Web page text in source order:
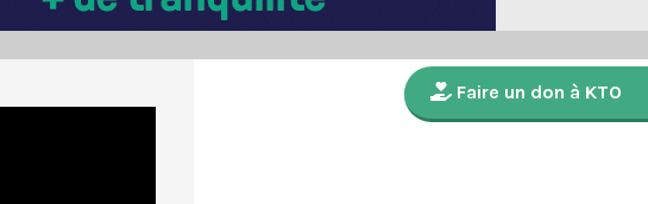
Faire un don à KTO